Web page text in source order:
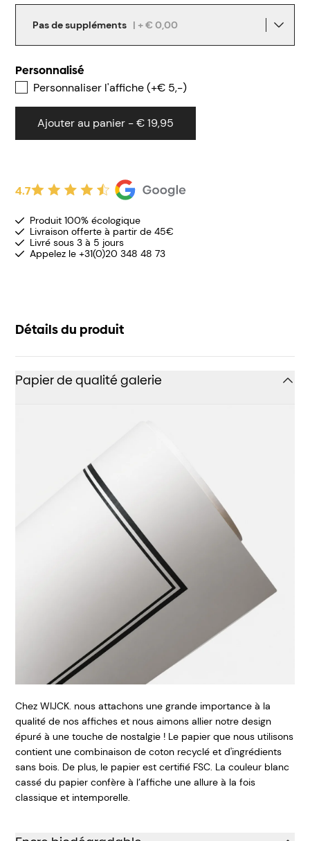
Pas de suppléments | + € 0,00
Personnalisé
Personnaliser l'affiche (+€ 5,-)
Ajouter au panier - € 19,95
4.7
Produit 100% écologique
Livraison offerte à partir de 45€
Livré sous 3 à 5 jours
Appelez le +31(0)20 348 48 73
Détails du produit
Papier de qualité galerie
Chez WIJCK. nous attachons une grande importance à la
qualité de nos affiches et nous aimons allier notre design
épuré à une touche de nostalgie ! Le papier que nous utilisons
contient une combinaison de coton recyclé et d'ingrédients
sans bois. De plus, le papier est certifié FSC. La couleur blanc
cassé du papier confère à l’affiche une allure à la fois
classique et intemporelle.